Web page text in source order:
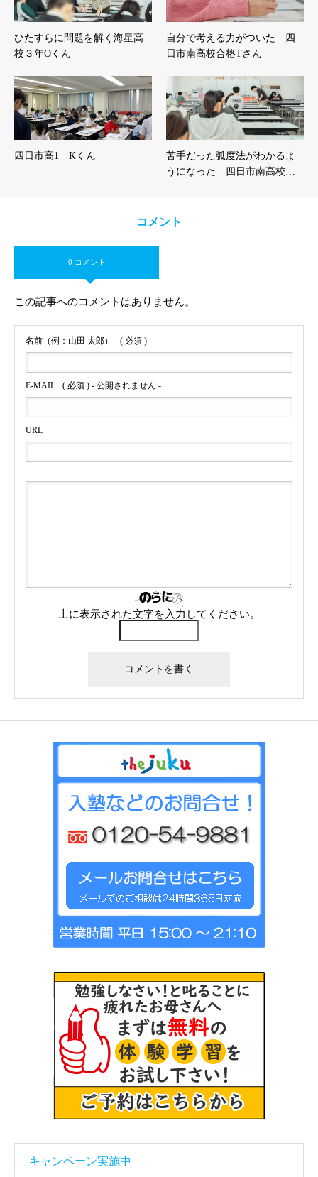
ひたすらに問題を解く海星高
校３年Oくん
自分で考える力がついた 四
日市南高校合格Tさん
四日市高1 Kくん
苦手だった弧度法がわかるよ
うになった 四日市南高校…
コメント
0 コメント
この記事へのコメントはありません。
名前（例：山田 太郎） ( 必須 )
E-MAIL ( 必須 ) - 公開されません -
URL
上に表示された文字を入力してください。
キャンペーン実施中